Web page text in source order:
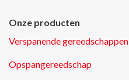
Onze producten
Verspanende gereedschappen
Opspangereedschap